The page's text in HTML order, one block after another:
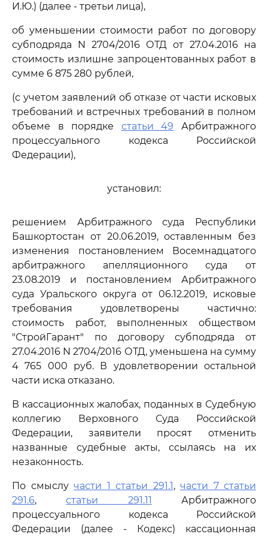
И.Ю.) (далее - третьи лица),
об уменьшении стоимости работ по договору
субподряда N 2704/2016 ОТД от 27.04.2016 на
стоимость излишне запроцентованных работ в
сумме 6 875 280 рублей,
(с учетом заявлений об отказе от части исковых
требований и встречных требований в полном
объеме в порядке статьи 49 Арбитражного
процессуального кодекса Российской
Федерации),
установил:
решением Арбитражного суда Республики
Башкортостан от 20.06.2019, оставленным без
изменения постановлением Восемнадцатого
арбитражного апелляционного суда от
23.08.2019 и постановлением Арбитражного
суда Уральского округа от 06.12.2019, исковые
требования удовлетворены частично:
стоимость работ, выполненных обществом
"СтройГарант" по договору субподряда от
27.04.2016 N 2704/2016 ОТД, уменьшена на сумму
4 765 000 руб. В удовлетворении остальной
части иска отказано.
В кассационных жалобах, поданных в Судебную
коллегию Верховного Суда Российской
Федерации, заявители просят отменить
названные судебные акты, ссылаясь на их
незаконность.
По смыслу части 1 статьи 291.1, части 7 статьи
291.6,статьи 291.11 Арбитражного
процессуального кодекса Российской
Федерации (далее - Кодекс) кассационная